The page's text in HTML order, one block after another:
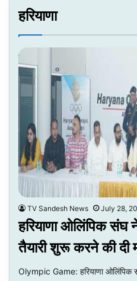
हरियाणा
TV Sandesh News July 28,
हरियाणा ओलिंपिक संघ
तैयारी शुरू करने की दी
Olympic Game: हरियाणा